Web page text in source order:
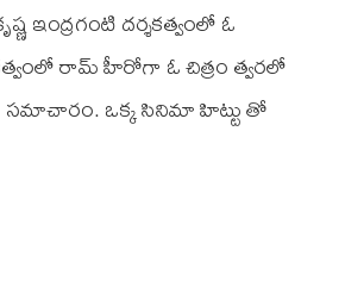
ఇంద్రగంటి దర్శకత్వంలో ఓ
రామ్ హీరోగా ఓ చిత్రం త్వరలో
సమాచారం. ఒక్క సినిమా హిట్టు తో